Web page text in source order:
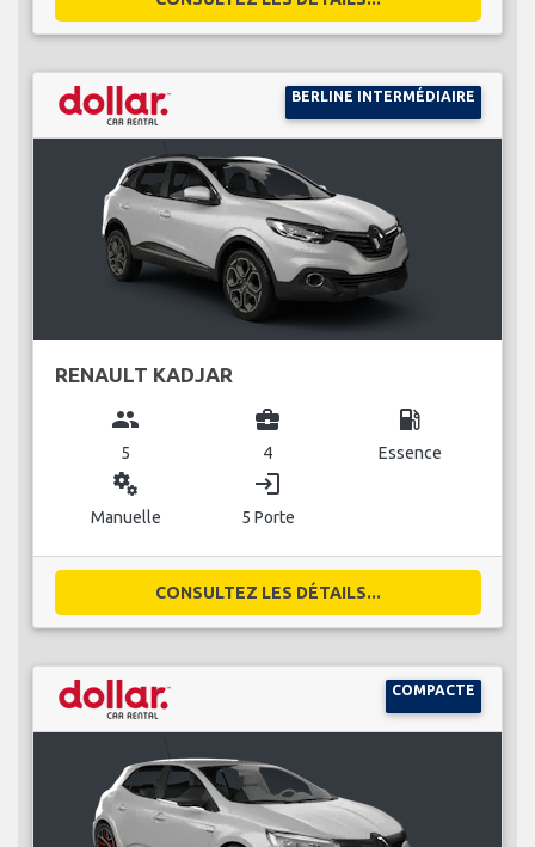
BERLINE INTERMÉDIAIRE
RENAULT KADJAR
group
5
business_center
4
local_gas_station
Essence
miscellaneous_services
Manuelle
login
5 Porte
CONSULTEZ LES DÉTAILS...
COMPACTE